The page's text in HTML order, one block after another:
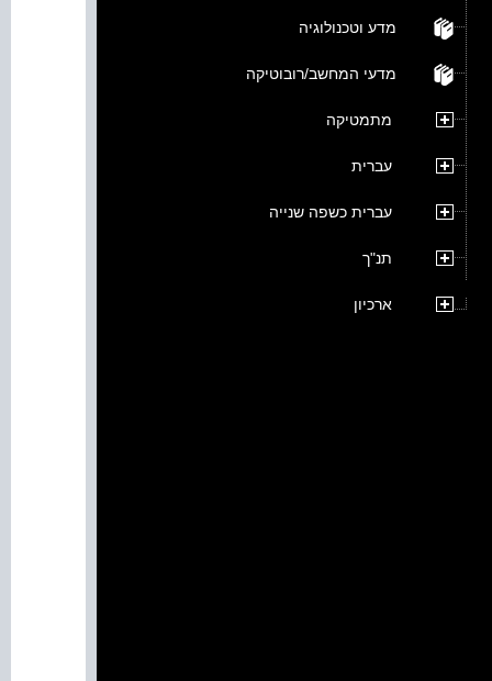
מדע וטכנולוגיה
מדעי המחשב/רובוטיקה
מתמטיקה
עברית
עברית כשפה שנייה
תנ"ך
ארכיון